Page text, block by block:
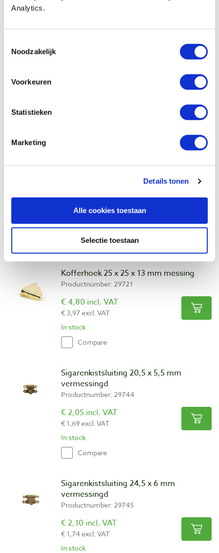
Analytics.
Noodzakelijk
Voorkeuren
Statistieken
Marketing
Details tonen
Alle cookies toestaan
Selectie toestaan
€ 2,30 incl. VAT
In stock
Kistsluiting 30 x 9,5 mm vermessingd
€ 2,98 excl. VAT
In stock
Compare
Kofferhoek 25 x 25 x 13 mm messing
Productnumber: 29721
€ 4,80 incl. VAT
€ 3,97 excl. VAT
In stock
Compare
Sigarenkistsluiting 20,5 x 5,5 mm
vermessingd
Productnumber: 29744
€ 2,05 incl. VAT
€ 1,69 excl. VAT
In stock
Compare
Sigarenkistsluiting 24,5 x 6 mm
vermessingd
Productnumber: 29745
€ 2,10 incl. VAT
€ 1,74 excl. VAT
In stock